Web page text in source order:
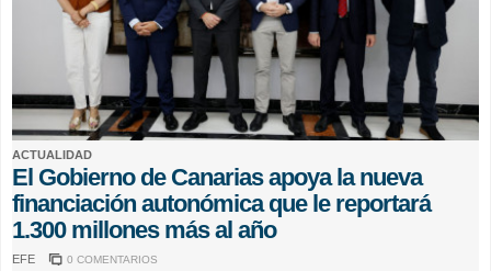
ACTUALIDAD
El Gobierno de Canarias apoya la nueva
financiación autonómica que le reportará
1.300 millones más al año
EFE 0 COMENTARIOS